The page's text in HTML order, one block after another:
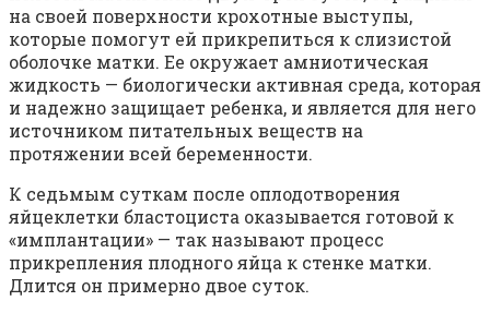
на своей поверхности крохотные выступы,
которые помогут ей прикрепиться к слизистой
оболочке матки. Ее окружает амниотическая
жидкость — биологически активная среда, которая
и надежно защищает ребенка, и является для него
источником питательных веществ на
протяжении всей беременности.
К седьмым суткам после оплодотворения
яйцеклетки бластоциста оказывается готовой к
«имплантации» — так называют процесс
прикрепления плодного яйца к стенке матки.
Длится он примерно двое суток.